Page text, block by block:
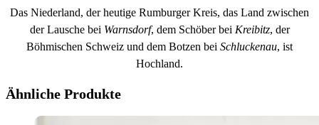
Das Niederland, der heutige Rumburger Kreis, das Land zwischen
der Lausche bei Warnsdorf, dem Schöber bei Kreibitz, der
Böhmischen Schweiz und dem Botzen bei Schluckenau, ist
Hochland.
Ähnliche Produkte